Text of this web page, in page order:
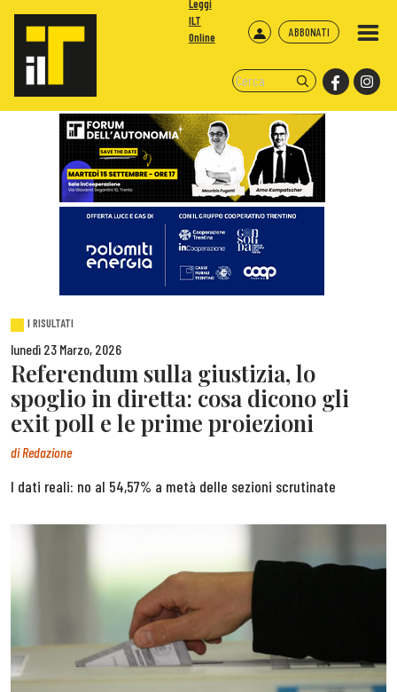
ABBONATI
Leggi
ILT
Online
I RISULTATI
lunedì 23 Marzo, 2026
Referendum sulla giustizia, lo
spoglio in diretta: cosa dicono gli
exit poll e le prime proiezioni
diRedazione
I dati reali: no al 54,57% a metà delle sezioni scrutinate